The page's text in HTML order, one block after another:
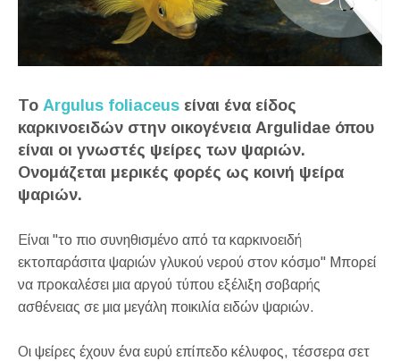
Το Argulus foliaceus είναι ένα είδος
καρκινοειδών στην οικογένεια Argulidae όπου
είναι οι γνωστές ψείρες των ψαριών.
Ονομάζεται μερικές φορές ως κοινή ψείρα
ψαριών.
Είναι "το πιο συνηθισμένο από τα καρκινοειδή
εκτοπαράσιτα ψαριών γλυκού νερού στον κόσμο" Μπορεί
να προκαλέσει μια αργού τύπου εξέλιξη σοβαρής
ασθένειας σε μια μεγάλη ποικιλία ειδών ψαριών.
Οι ψείρες έχουν ένα ευρύ επίπεδο κέλυφος, τέσσερα σετ